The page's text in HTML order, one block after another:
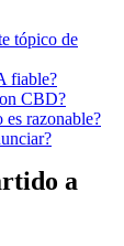
tópico de
fiable?
CBD?
razonable?
a